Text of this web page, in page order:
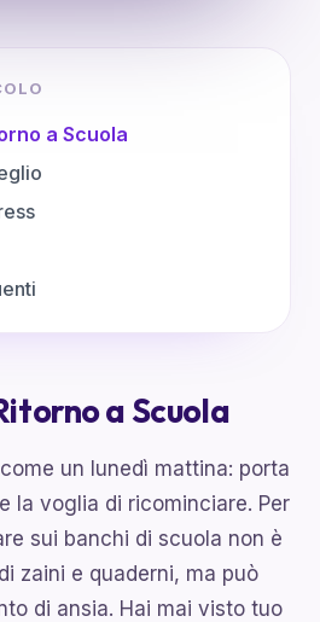
a Scuola
a Scuola
un lunedì mattina: porta
la voglia di ricominciare. Per
sui banchi di scuola non è
zaini e quaderni, ma può
di ansia. Hai mai visto tuo